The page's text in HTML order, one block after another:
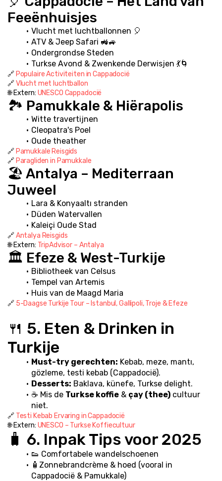
Feeënhuisjes
Vlucht met luchtballonnen 🎈
ATV & Jeep Safari 🚜🚙
Ondergrondse Steden
Turkse Avond & Zwenkende Derwisjen 💃🌀
🔗 Populaire Activiteiten in Cappadocië
🔗 Vlucht met luchtballon
🌐 Extern: UNESCO Cappadocië
🏞️ Pamukkale & Hiërapolis
Witte travertijnen
Cleopatra's Poel
Oude theather
🔗 Pamukkale Reisgids
🔗 Paragliden in Pamukkale
🏖️ Antalya – Mediterraan
Juweel
Lara & Konyaaltı stranden
Düden Watervallen
Kaleiçi Oude Stad
🔗 Antalya Reisgids
🌐 Extern: TripAdvisor – Antalya
🏛️ Efeze & West-Turkije
Bibliotheek van Celsus
Tempel van Artemis
Huis van de Maagd Maria
🔗 5-Daagse Turkije Tour – Istanbul, Gallipoli, Troje & Efeze
🍴 5. Eten & Drinken in
Turkije
Must-try gerechten: Kebab, meze, mantı,
gözleme, testi kebab (Cappadocië).
Desserts: Baklava, künefe, Turkse delight.
☕ Mis de Turkse koffie & çay (thee) cultuur
niet.
🔗 Testi Kebab Ervaring in Cappadocië
🌐 Extern: UNESCO – Turkse Koffiecultuur
🧳 6. Inpak Tips voor 2025
👟 Comfortabele wandelschoenen
🧴Zonnebrandcrème & hoed (vooral in
Cappadocië & Pamukkale)